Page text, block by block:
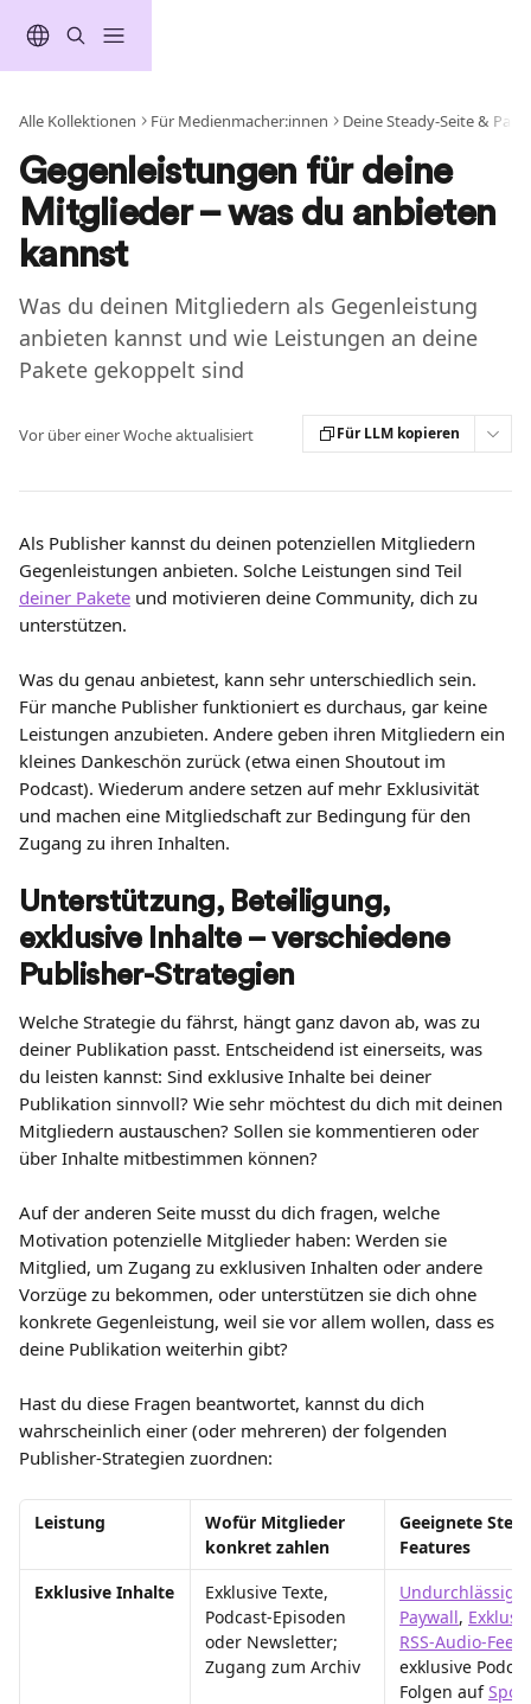
Alle Kollektionen Für Medienmacher:innen Deine Steady-Seite &
Gegenleistungen für deine
Mitglieder – was du anbieten
kannst
Was du deinen Mitgliedern als Gegenleistung
anbieten kannst und wie Leistungen an deine
Pakete gekoppelt sind
Vor über einer Woche aktualisiert Für LLM kopieren
Als Publisher kannst du deinen potenziellen Mitgliedern
Gegenleistungen anbieten. Solche Leistungen sind Teil
deiner Pakete und motivieren deine Community, dich zu
unterstützen.
Was du genau anbietest, kann sehr unterschiedlich sein.
Für manche Publisher funktioniert es durchaus, gar keine
Leistungen anzubieten. Andere geben ihren Mitgliedern ein
kleines Dankeschön zurück (etwa einen Shoutout im
Podcast). Wiederum andere setzen auf mehr Exklusivität
und machen eine Mitgliedschaft zur Bedingung für den
Zugang zu ihren Inhalten.
Unterstützung, Beteiligung,
exklusive Inhalte – verschiedene
Publisher-Strategien
Welche Strategie du fährst, hängt ganz davon ab, was zu
deiner Publikation passt. Entscheidend ist einerseits, was
du leisten kannst: Sind exklusive Inhalte bei deiner
Publikation sinnvoll? Wie sehr möchtest du dich mit deinen
Mitgliedern austauschen? Sollen sie kommentieren oder
über Inhalte mitbestimmen können?
Auf der anderen Seite musst du dich fragen, welche
Motivation potenzielle Mitglieder haben: Werden sie
Mitglied, um Zugang zu exklusiven Inhalten oder andere
Vorzüge zu bekommen, oder unterstützen sie dich ohne
konkrete Gegenleistung, weil sie vor allem wollen, dass es
deine Publikation weiterhin gibt?
Hast du diese Fragen beantwortet, kannst du dich
wahrscheinlich einer (oder mehreren) der folgenden
Publisher-Strategien zuordnen:
Leistung
Wofür Mitglieder
konkret zahlen
Geeignete
Features
Exklusive Inhalte
Exklusive Texte,
Podcast-Episoden
oder Newsletter;
Zugang zum Archiv
Undurchlässige
Paywall,
RSS-Audio-Feed
exklusive
Folgen auf